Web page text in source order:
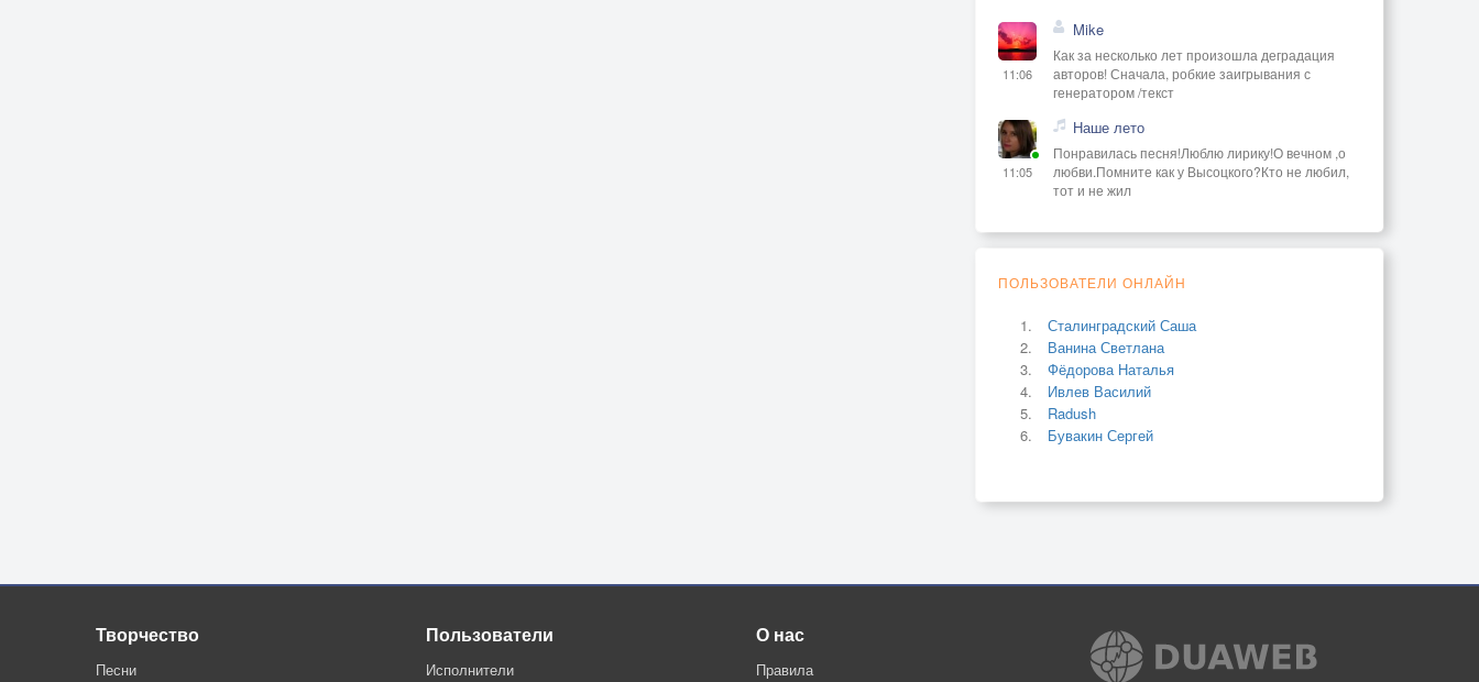
11:06
Mike
Как за несколько лет произошла деградация
авторов! Сначала, робкие заигрывания с
генератором /текст
11:05
Наше лето
Понравилась песня!Люблю лирику!О вечном ,о
любви.Помните как у Высоцкого?Кто не любил,
тот и не жил
ПОЛЬЗОВАТЕЛИ ОНЛАЙН
Сталинградский Саша
Ванина Светлана
Фёдорова Наталья
Ивлев Василий
Radush
Бувакин Сергей
Творчество
Песни
Пользователи
Исполнители
О нас
Правила